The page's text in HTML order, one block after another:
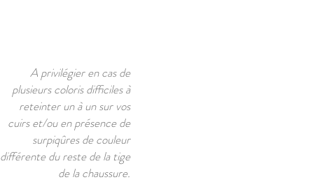
A privilégier en cas de
plusieurs coloris difficiles à
reteinter un à un sur vos
cuirs et/ou en présence de
surpiqûres de couleur
différente du reste de la tige
de la chaussure.